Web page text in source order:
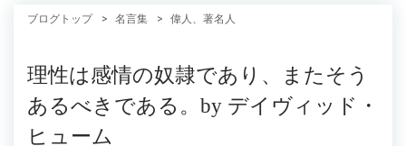
ブログトップ 名言集 偉人、著名人
理性は感情の奴隷であり、またそう
あるべきである。by デイヴィッド・
ヒューム